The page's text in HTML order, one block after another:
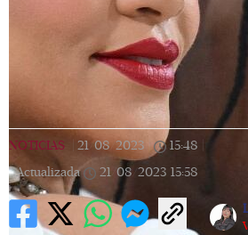
NOTICIAS 21/08/2023 | 15:48
Actualizada
21/08/2023 15:58